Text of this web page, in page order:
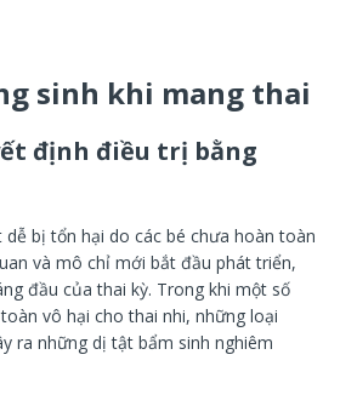
sinh khi mang thai
định điều trị bằng
dễ bị tổn hại do các bé chưa hoàn toàn
và mô chỉ mới bắt đầu phát triển,
đầu của thai kỳ. Trong khi một số
vô hại cho thai nhi, những loại
ra những dị tật bẩm sinh nghiêm